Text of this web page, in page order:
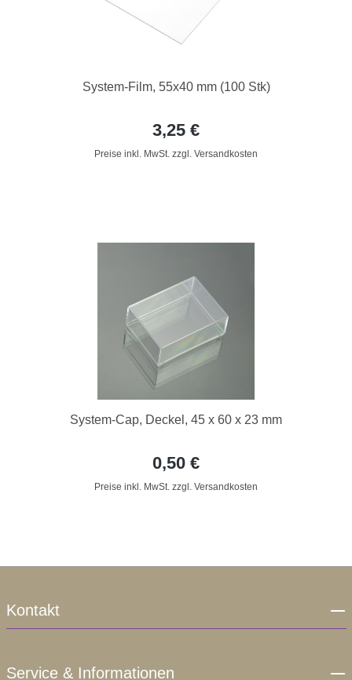
System-Film, 55x40 mm (100 Stk)
3,25 €
Preise inkl. MwSt. zzgl. Versandkosten
System-Cap, Deckel, 45 x 60 x 23 mm
0,50 €
Preise inkl. MwSt. zzgl. Versandkosten
Kontakt
Service & Informationen